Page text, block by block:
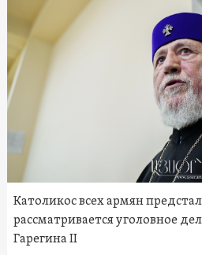
Католикос всех армян
рассматривается уголовное
Гарегина II